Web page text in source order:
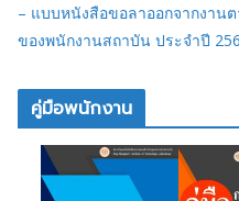
– แบบหนังสือขอลาออกจากงาน
ของพนักงานสถาบัน ประจำปี
คู่มือพนักงาน